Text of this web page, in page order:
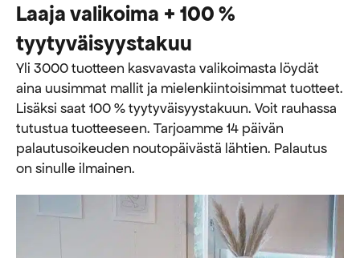
Laaja valikoima + 100 %
tyytyväisyystakuu
Yli 3000 tuotteen kasvavasta valikoimasta löydät
aina uusimmat mallit ja mielenkiintoisimmat tuotteet.
Lisäksi saat 100 % tyytyväisyystakuun. Voit rauhassa
tutustua tuotteeseen. Tarjoamme 14 päivän
palautusoikeuden noutopäivästä lähtien. Palautus
on sinulle ilmainen.